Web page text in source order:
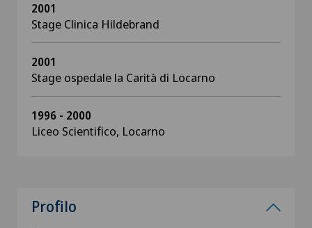
2001
Stage Clinica Hildebrand
2001
Stage ospedale la Carità di Locarno
1996 - 2000
Liceo Scientifico, Locarno
Profilo